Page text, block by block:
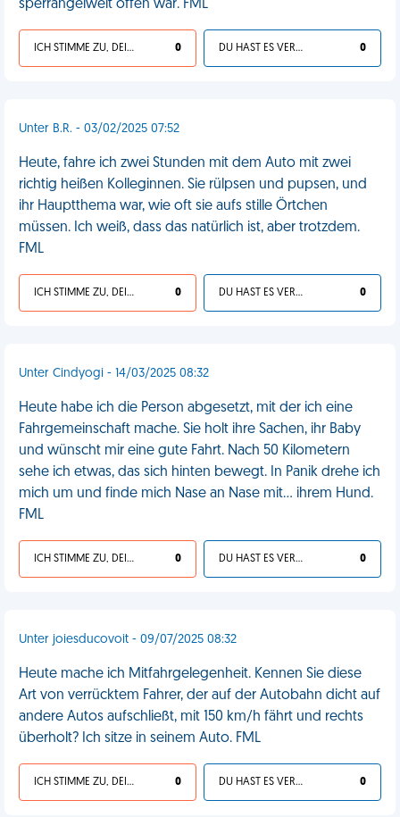
sperrangelweit offen war. FML
ICH STIMME ZU, DEIN LEBEN IST SCHEISSE 0 DU HAST ES VERDIENT 0
Unter B.R. - 03/02/2025 07:52
Heute, fahre ich zwei Stunden mit dem Auto mit zwei
richtig heißen Kolleginnen. Sie rülpsen und pupsen, und
ihr Hauptthema war, wie oft sie aufs stille Örtchen
müssen. Ich weiß, dass das natürlich ist, aber trotzdem.
FML
ICH STIMME ZU, DEIN LEBEN IST SCHEISSE 0 DU HAST ES VERDIENT 0
Unter Cindyogi - 14/03/2025 08:32
Heute habe ich die Person abgesetzt, mit der ich eine
Fahrgemeinschaft mache. Sie holt ihre Sachen, ihr Baby
und wünscht mir eine gute Fahrt. Nach 50 Kilometern
sehe ich etwas, das sich hinten bewegt. In Panik drehe ich
mich um und finde mich Nase an Nase mit... ihrem Hund.
FML
ICH STIMME ZU, DEIN LEBEN IST SCHEISSE 0 DU HAST ES VERDIENT 0
Unter joiesducovoit - 09/07/2025 08:32
Heute mache ich Mitfahrgelegenheit. Kennen Sie diese
Art von verrücktem Fahrer, der auf der Autobahn dicht auf
andere Autos aufschließt, mit 150 km/h fährt und rechts
überholt? Ich sitze in seinem Auto. FML
ICH STIMME ZU, DEIN LEBEN IST SCHEISSE 0 DU HAST ES VERDIENT 0